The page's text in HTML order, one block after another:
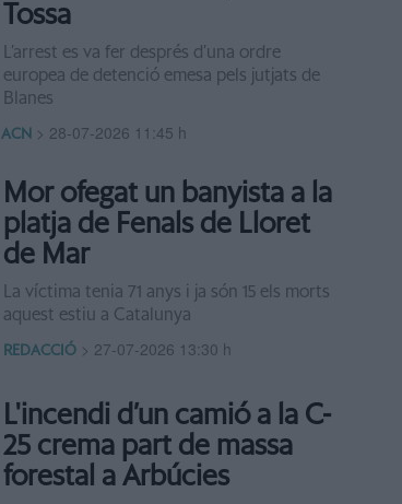
Tossa
L’arrest es va fer després d’una ordre
europea de detenció emesa pels jutjats de
Blanes
ACN > 28-07-2026 11:45 h
Mor ofegat un banyista a la
platja de Fenals de Lloret
de Mar
La víctima tenia 71 anys i ja són 15 els morts
aquest estiu a Catalunya
REDACCIÓ > 27-07-2026 13:30 h
L'incendi d’un camió a la C-
25 crema part de massa
forestal a Arbúcies